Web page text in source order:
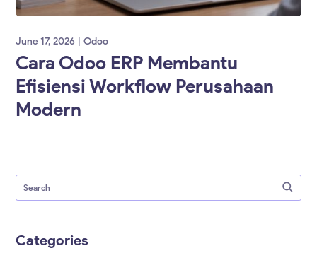
June 17, 2026 Odoo
Cara Odoo ERP Membantu
Efisiensi Workflow Perusahaan
Modern
Categories